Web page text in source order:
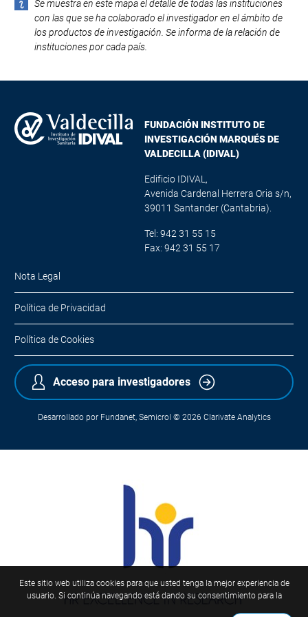
Este sitio web utiliza cookies para que usted tenga la mejor experiencia de
usuario. Si continúa navegando está dando su consentimiento para la
Se muestra en este mapa el detalle de todas las instituciones
con las que se ha colaborado el investigador en el ámbito de
los productos de investigación. Se informa de la relación de
instituciones por cada país.
FUNDACIÓN INSTITUTO DE
INVESTIGACIÓN MARQUÉS DE
VALDECILLA (IDIVAL)
Edificio IDIVAL,
Avenida Cardenal Herrera Oria s/n,
39011 Santander (Cantabria).
Tel: 942 31 55 15
Fax: 942 31 55 17
Nota Legal
Política de Privacidad
Política de Cookies
Acceso para investigadores
Desarrollado por Fundanet, Semicrol © 2026 Clarivate Analytics